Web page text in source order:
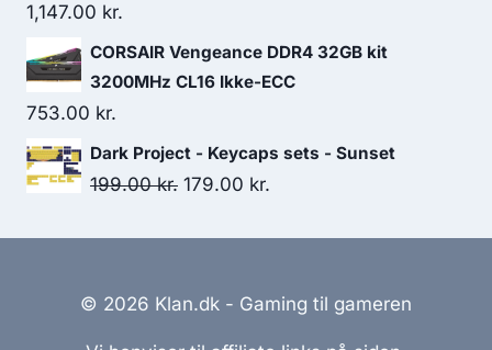
1,147.00 kr.
CORSAIR Vengeance DDR4 32GB kit
3200MHz CL16 Ikke-ECC
753.00 kr.
Dark Project - Keycaps sets - Sunset
199.00kr. Original
179.00 kr.
© 2026 Klan.dk - Gaming til gameren